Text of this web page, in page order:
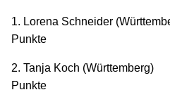
1. Lorena Schneider
Punkte
2. Tanja Koch
Punkte